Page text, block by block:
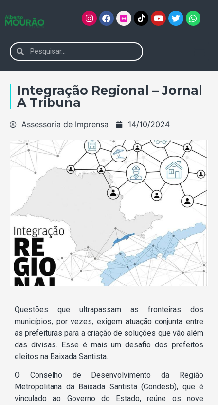
Integração Regional – Jornal
A Tribuna
Assessoria de Imprensa 14/10/2024
Questões que ultrapassam as fronteiras dos
municípios, por vezes, exigem atuação conjunta entre
as prefeituras para a criação de soluções que vão além
das divisas. Esse é mais um desafio dos prefeitos
eleitos na Baixada Santista.
O Conselho de Desenvolvimento da Região
Metropolitana da Baixada Santista (Condesb), que é
vinculado ao Governo do Estado, reúne os nove